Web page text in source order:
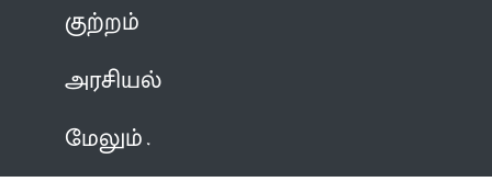
குற்றம்
அரசியல்
மேலும்